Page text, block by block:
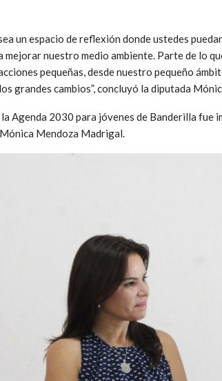
un espacio de reflexión donde ustedes
mejorar nuestro medio ambiente. Parte de lo
pequeñas, desde nuestro pequeño
grandes cambios”, concluyó la diputada
Agenda 2030 para jóvenes de Banderilla
Mendoza Madrigal.